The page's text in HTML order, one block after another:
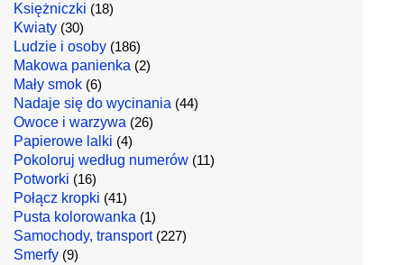
Księżniczki (18)
Kwiaty (30)
Ludzie i osoby (186)
Makowa panienka (2)
Mały smok (6)
Nadaje się do wycinania (44)
Owoce i warzywa (26)
Papierowe lalki (4)
Pokoloruj według numerów (11)
Potworki (16)
Połącz kropki (41)
Pusta kolorowanka (1)
Samochody, transport(227)
Smerfy (9)